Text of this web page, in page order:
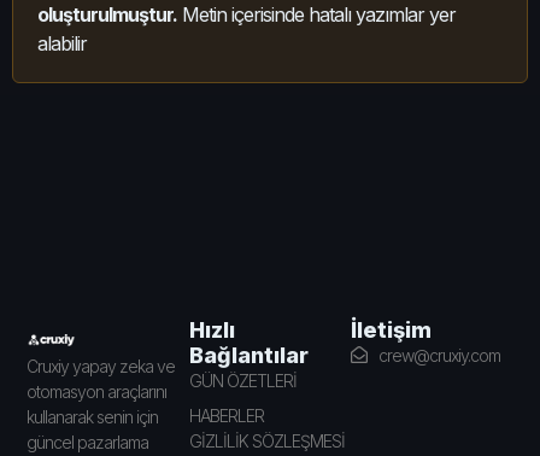
oluşturulmuştur. Metin içerisinde hatalı yazımlar yer
alabilir
Cruxiy yapay zeka ve
otomasyon araçlarını
kullanarak senin için
güncel pazarlama
Hızlı
Bağlantılar
GÜN ÖZETLERİ
HABERLER
GİZLİLİK SÖZLEŞMESİ
İletişim
crew@cruxiy.com